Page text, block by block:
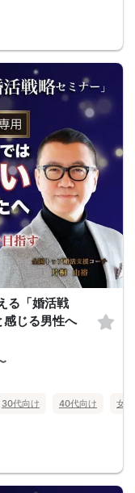
る「婚活戦
じる男性へ
30代向け 40代向け 女